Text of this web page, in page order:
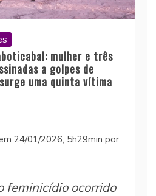
mulher e três
a golpes de
uma quinta vítima
24/01/2026, 5h29min por
feminicídio ocorrido